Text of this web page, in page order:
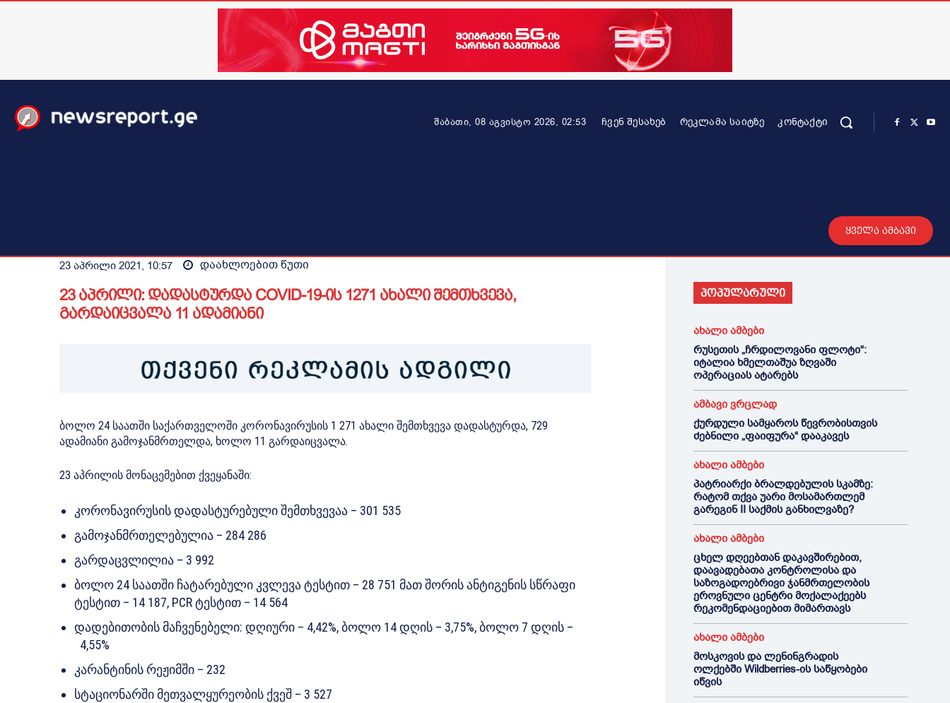
შაბათი, 08 აგვისტო 2026, 02:53 ᲩᲕᲔᲜ ᲨᲔᲡᲐᲮᲔᲑ ᲠᲔᲙᲚᲐᲛᲐ ᲡᲐᲘᲢᲖᲔ ᲙᲝᲜᲢᲐᲥᲢᲘ
ყველა ამბავი
23 აპრილი 2021, 10:57 დაახლოებით წუთი
23 აპრილი: დადასტურდა COVID-19-ის 1271 ახალი შემთხვევა,
გარდაიცვალა 11 ადამიანი
ბოლო 24 საათში საქართველოში კორონავირუსის 1 271 ახალი შემთხვევა დადასტურდა, 729
ადამიანი გამოჯანმრთელდა, ხოლო 11 გარდაიცვალა.
23 აპრილის მონაცემებით ქვეყანაში:
კორონავირუსის დადასტურებული შემთხვევაა – 301 535
გამოჯანმრთელებულია – 284 286
გარდაცვლილია – 3 992
ბოლო 24 საათში ჩატარებული კვლევა ტესტით – 28 751 მათ შორის ანტიგენის სწრაფი
ტესტით – 14 187, PCR ტესტით – 14 564
დადებითობის მაჩვენებელი: დღიური – 4,42%, ბოლო 14 დღის – 3,75%, ბოლო 7 დღის –
4,55%
კარანტინის რეჟიმში – 232
სტაციონარში მეთვალყურეობის ქვეშ – 3 527
პოპულარული
ახალი ამბები
რუსეთის „ჩრდილოვანი ფლოტი“:
იტალია ხმელთაშუა ზღვაში
ოპერაციას ატარებს
ამბავი ვრცლად
ქურდული სამყაროს წევრობისთვის
ძებნილი „ფაიფურა“ დააკავეს
ახალი ამბები
პატრიარქი ბრალდებულის სკამზე:
რატომ თქვა უარი მოსამართლემ
გარეგინ II საქმის განხილვაზე?
ახალი ამბები
ცხელ დღეებთან დაკავშირებით,
დაავადებათა კონტროლისა და
საზოგადოებრივი ჯანმრთელობის
ეროვნული ცენტრი მოქალაქეებს
რეკომენდაციებით მიმართავს
ახალი ამბები
მოსკოვის და ლენინგრადის
ოლქებში Wildberries-ის საწყობები
იწვის